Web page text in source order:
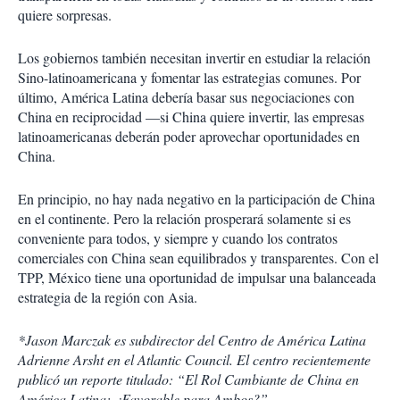
quiere sorpresas.
Los gobiernos también necesitan invertir en estudiar la relación
Sino-latinoamericana y fomentar las estrategias comunes. Por
último, América Latina debería basar sus negociaciones con
China en reciprocidad —si China quiere invertir, las empresas
latinoamericanas deberán poder aprovechar oportunidades en
China.
En principio, no hay nada negativo en la participación de China
en el continente. Pero la relación prosperará solamente si es
conveniente para todos, y siempre y cuando los contratos
comerciales con China sean equilibrados y transparentes. Con el
TPP, México tiene una oportunidad de impulsar una balanceada
estrategia de la región con Asia.
*Jason Marczak es subdirector del Centro de América Latina
Adrienne Arsht en el Atlantic Council. El centro recientemente
publicó un reporte titulado: “El Rol Cambiante de China en